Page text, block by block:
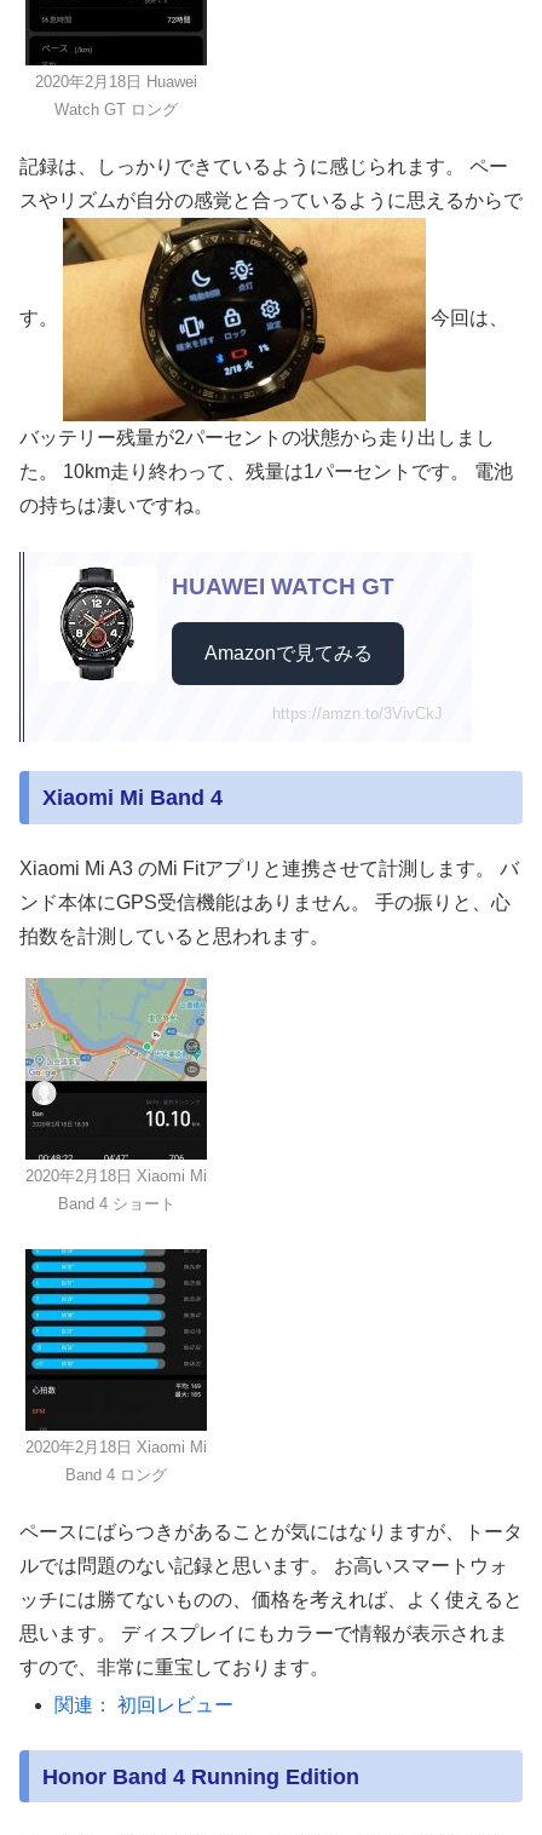
2020年2月18日 Huawei
Watch GT ロング
記録は、しっかりできているように感じられます。 ペー
スやリズムが自分の感覚と合っているように思えるからで
す。 今回は、
バッテリー残量が2パーセントの状態から走り出しまし
た。 10km走り終わって、残量は1パーセントです。 電池
の持ちは凄いですね。
HUAWEI WATCH GT
Amazonで見てみる
https://amzn.to/3VivCkJ
Xiaomi Mi Band 4
Xiaomi Mi A3 のMi Fitアプリと連携させて計測します。 バ
ンド本体にGPS受信機能はありません。 手の振りと、心
拍数を計測していると思われます。
2020年2月18日 Xiaomi Mi
Band 4 ショート
2020年2月18日 Xiaomi Mi
Band 4 ロング
ペースにばらつきがあることが気にはなりますが、トータ
ルでは問題のない記録と思います。 お高いスマートウォ
ッチには勝てないものの、価格を考えれば、よく使えると
思います。 ディスプレイにもカラーで情報が表示されま
すので、非常に重宝しております。
関連： 初回レビュー
Honor Band 4 Running Edition